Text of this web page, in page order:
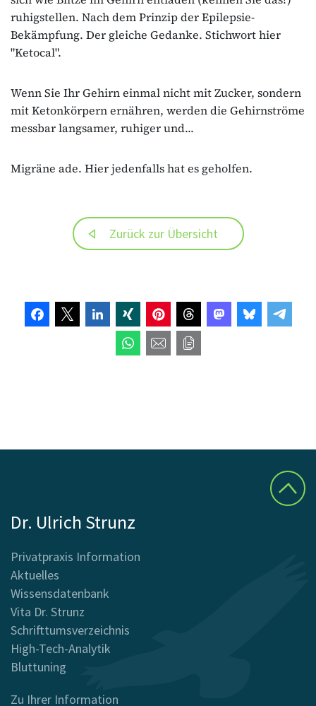
ruhigstellen. Nach dem Prinzip der Epilepsie-
Bekämpfung. Der gleiche Gedanke. Stichwort hier
"Ketocal".
Wenn Sie Ihr Gehirn einmal nicht mit Zucker, sondern
mit Ketonkörpern ernähren, werden die Gehirnströme
messbar langsamer, ruhiger und...
Migräne ade. Hier jedenfalls hat es geholfen.
Zurück zur Übersicht
Dr. Ulrich Strunz
Privatpraxis Information
Aktuelles
Wissensdatenbank
Vita Dr. Strunz
Schrifttumsverzeichnis
High-Tech-Analytik
Bluttuning
Zu Ihrer Information